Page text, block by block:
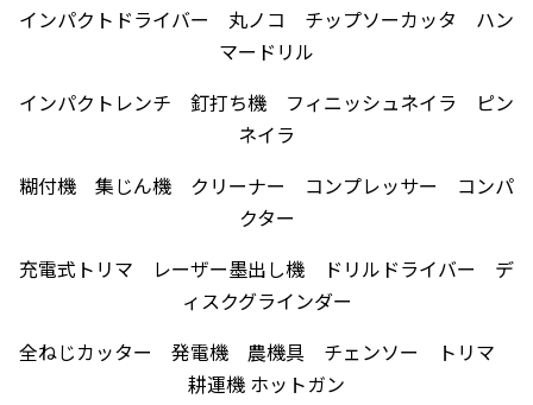
インパクトドライバー 丸ノコ チップソーカッタ ハン
マードリル
インパクトレンチ 釘打ち機 フィニッシュネイラ ピン
ネイラ
糊付機 集じん機 クリーナー コンプレッサー コンパ
クター
充電式トリマ レーザー墨出し機 ドリルドライバー デ
ィスクグラインダー
全ねじカッター 発電機 農機具 チェンソー トリマ
耕運機 ホットガン